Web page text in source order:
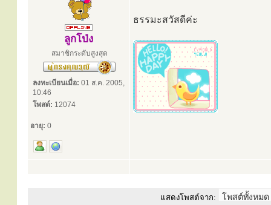
ลูกโป่ง
สมาชิกระดับสูงสุด
ลงทะเบียนเมื่อ: 01 ส.ค. 2005,
10:46
โพสต์: 12074
อายุ: 0
ธรรมะสวัสดีค่ะ
แสดงโพสต์จาก: